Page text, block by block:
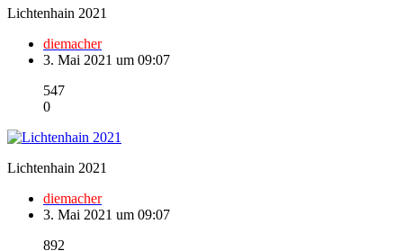
Lichtenhain 2021
diemacher
3. Mai 2021 um 09:07
547
0
Lichtenhain 2021
diemacher
3. Mai 2021 um 09:07
892